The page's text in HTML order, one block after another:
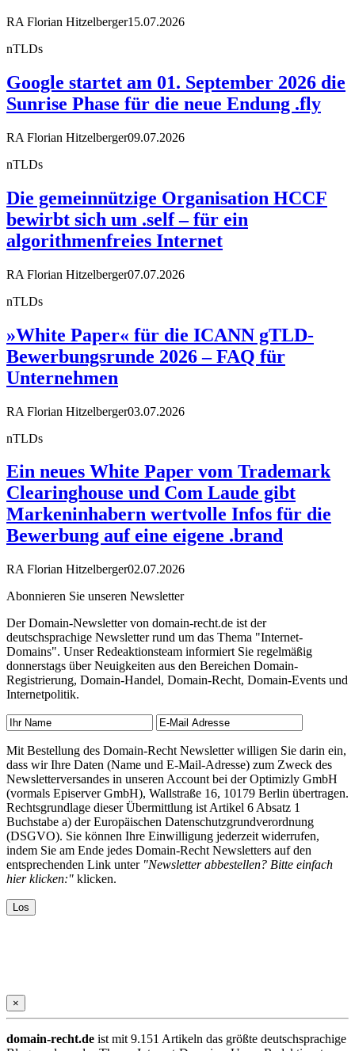
RA Florian Hitzelberger15.07.2026
nTLDs
Google startet am 01. September 2026 die
Sunrise Phase für die neue Endung .fly
RA Florian Hitzelberger09.07.2026
nTLDs
Die gemeinnützige Organisation HCCF
bewirbt sich um .self – für ein
algorithmenfreies Internet
RA Florian Hitzelberger07.07.2026
nTLDs
»White Paper« für die ICANN gTLD-
Bewerbungsrunde 2026 – FAQ für
Unternehmen
RA Florian Hitzelberger03.07.2026
nTLDs
Ein neues White Paper vom Trademark
Clearinghouse und Com Laude gibt
Markeninhabern wertvolle Infos für die
Bewerbung auf eine eigene .brand
RA Florian Hitzelberger02.07.2026
Abonnieren Sie unseren Newsletter
Der Domain-Newsletter von domain-recht.de ist der
deutschsprachige Newsletter rund um das Thema "Internet-
Domains". Unser Redeaktionsteam informiert Sie regelmäßig
donnerstags über Neuigkeiten aus den Bereichen Domain-
Registrierung, Domain-Handel, Domain-Recht, Domain-Events und
Internetpolitik.
Mit Bestellung des Domain-Recht Newsletter willigen Sie darin ein,
dass wir Ihre Daten (Name und E-Mail-Adresse) zum Zweck des
Newsletterversandes in unseren Account bei der Optimizly GmbH
(vormals Episerver GmbH), Wallstraße 16, 10179 Berlin übertragen.
Rechtsgrundlage dieser Übermittlung ist Artikel 6 Absatz 1
Buchstabe a) der Europäischen Datenschutzgrundverordnung
(DSGVO). Sie können Ihre Einwilligung jederzeit widerrufen,
indem Sie am Ende jedes Domain-Recht Newsletters auf den
entsprechenden Link unter "Newsletter abbestellen? Bitte einfach
hier klicken:" klicken.
×
domain-recht.de ist mit 9.151 Artikeln das größte deutschsprachige